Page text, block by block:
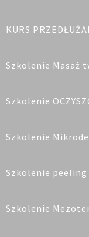
KURS
Szkolenie Masaż
Szkolenie
Szkolenie
Szkolenie
Szkolenie